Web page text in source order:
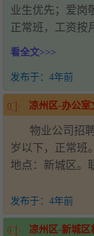
业生优先；爱岗
正常班，工资按
13993520828
看全文>>>
发布于： 4年前
凉州区-办公室
物业公司招
岁以下，正常班
地点：新城区。
发布于： 4年前
凉州区-新城区